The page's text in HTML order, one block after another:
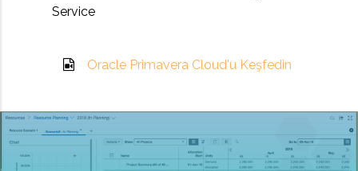
Service
Oracle Primavera Cloud'u Keşfedin